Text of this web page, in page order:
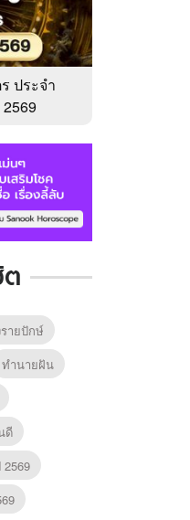
ประจำ
ต
ายปักษ์
ทํานายฝัน
ดี
2569